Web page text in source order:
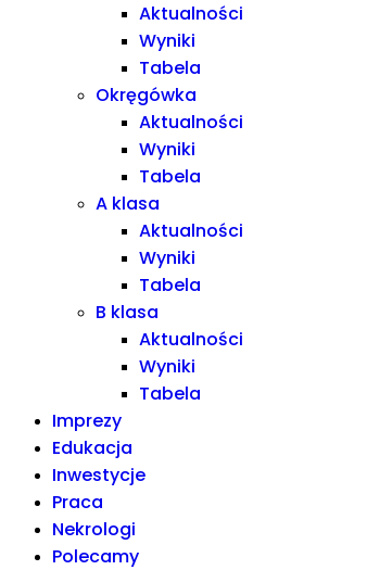
Aktualności
Wyniki
Tabela
Okręgówka
Aktualności
Wyniki
Tabela
A klasa
Aktualności
Wyniki
Tabela
B klasa
Aktualności
Wyniki
Tabela
Imprezy
Edukacja
Inwestycje
Praca
Nekrologi
Polecamy